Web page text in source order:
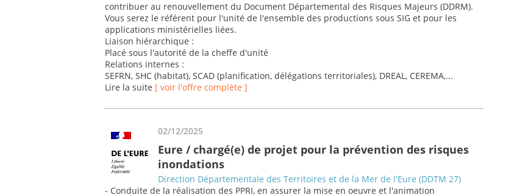
contribuer au renouvellement du Document Départemental des Risques Majeurs (DDRM).
Vous serez le référent pour l'unité de l'ensemble des productions sous SIG et pour les
applications ministérielles liées.
Liaison hiérarchique :
Placé sous l'autorité de la cheffe d'unité
Relations internes :
SEFRN, SHC (habitat), SCAD (planification, délégations territoriales), DREAL, CEREMA,...
Lire la suite [ voir l'offre complète ]
02/12/2025
Eure / chargé(e) de projet pour la prévention des risques
inondations
Direction Départementale des Territoires et de la Mer de l'Eure (DDTM 27)
- Conduite de la réalisation des PPRI, en assurer la mise en oeuvre et l'animation